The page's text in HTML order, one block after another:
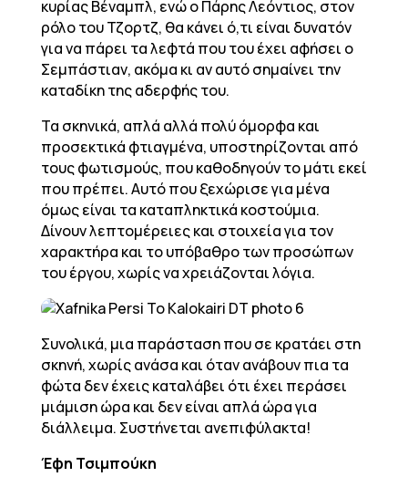
κυρίας Βέναμπλ, ενώ ο Πάρης Λεόντιος, στον
ρόλο του Τζορτζ, θα κάνει ό,τι είναι δυνατόν
για να πάρει τα λεφτά που του έχει αφήσει ο
Σεμπάστιαν, ακόμα κι αν αυτό σημαίνει την
καταδίκη της αδερφής του.
Τα σκηνικά, απλά αλλά πολύ όμορφα και
προσεκτικά φτιαγμένα, υποστηρίζονται από
τους φωτισμούς, που καθοδηγούν το μάτι εκεί
που πρέπει. Αυτό που ξεχώρισε για μένα
όμως είναι τα καταπληκτικά κοστούμια.
Δίνουν λεπτομέρειες και στοιχεία για τον
χαρακτήρα και το υπόβαθρο των προσώπων
του έργου, χωρίς να χρειάζονται λόγια.
Συνολικά, μια παράσταση που σε κρατάει στη
σκηνή, χωρίς ανάσα και όταν ανάβουν πια τα
φώτα δεν έχεις καταλάβει ότι έχει περάσει
μιάμιση ώρα και δεν είναι απλά ώρα για
διάλλειμα. Συστήνεται ανεπιφύλακτα!
Έφη Τσιμπούκη